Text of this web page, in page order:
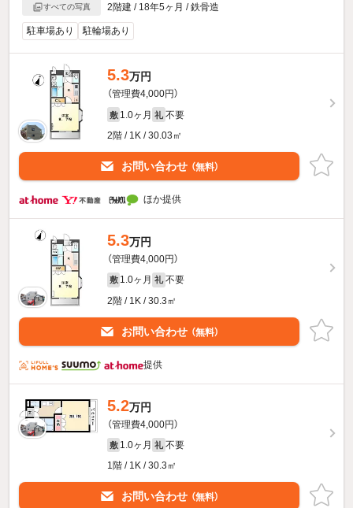
すべての写真
2階建 / 18年5ヶ月 / 鉄骨造
駐車場あり 駐輪場あり
5.3万円
（管理費4,000円）
敷 1.0ヶ月 礼 不要
2階 / 1K / 30.03㎡
お問い合わせ （無料）
ほか提供
5.3万円
（管理費4,000円）
敷 1.0ヶ月 礼 不要
2階 / 1K / 30.3㎡
お問い合わせ （無料）
提供
5.2万円
（管理費4,000円）
敷 1.0ヶ月 礼 不要
1階 / 1K / 30.3㎡
お問い合わせ （無料）